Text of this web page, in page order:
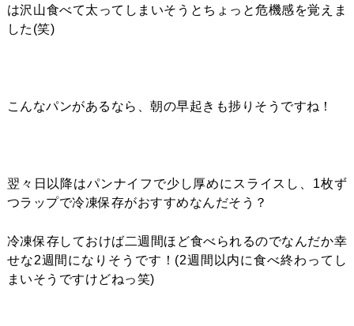
は沢山食べて太ってしまいそうとちょっと危機感を覚えま
した(笑)
こんなパンがあるなら、朝の早起きも捗りそうですね！
翌々日以降はパンナイフで少し厚めにスライスし、1枚ず
つラップで冷凍保存がおすすめなんだそう？
冷凍保存しておけば二週間ほど食べられるのでなんだか幸
せな2週間になりそうです！(2週間以内に食べ終わってし
まいそうですけどねっ笑)